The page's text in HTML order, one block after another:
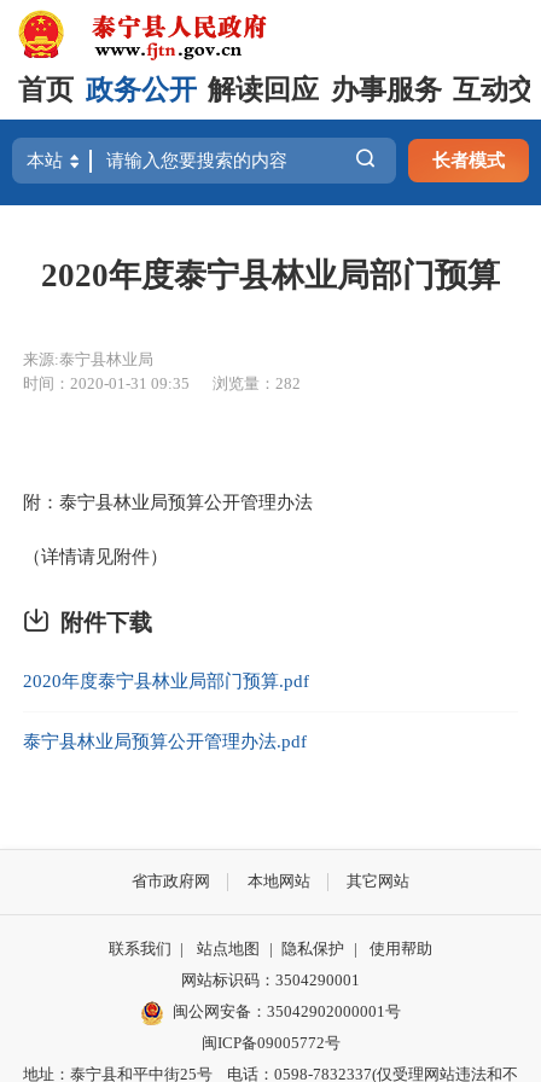
首页 政务公开 解读回应 办事服务 互动
长者模式
2020年度泰宁县林业局部门预算
来源:泰宁县林业局
时间：2020-01-31 09:35
浏览量：282
附：泰宁县林业局预算公开管理办法
（详情请见附件）
附件下载
2020年度泰宁县林业局部门预算.pdf
泰宁县林业局预算公开管理办法.pdf
省市政府网 本地网站 其它网站
联系我们 | 站点地图 | 隐私保护 |
使用帮助
网站标识码：3504290001
闽公网安备：35042902000001号
闽ICP备09005772号
地址：泰宁县和平中街25号 电话：0598-7832337(仅受理网站违法和不